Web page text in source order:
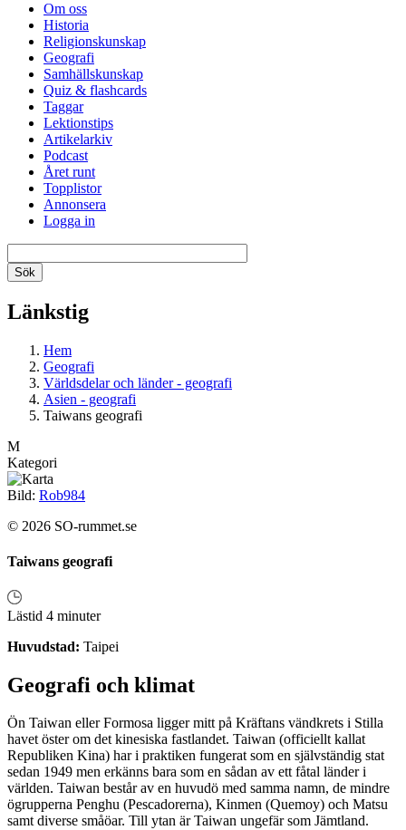
Om oss
Historia
Religionskunskap
Geografi
Samhällskunskap
Quiz & flashcards
Taggar
Lektionstips
Artikelarkiv
Podcast
Året runt
Topplistor
Annonsera
Logga in
Länkstig
Hem
Geografi
Världsdelar och länder - geografi
Asien - geografi
Taiwans geografi
M
Kategori
Bild: Rob984
© 2026 SO-rummet.se
Taiwans geografi
Lästid 4 minuter
Huvudstad: Taipei
Geografi och klimat
Ön Taiwan eller Formosa ligger mitt på Kräftans vändkrets i Stilla
havet öster om det kinesiska fastlandet. Taiwan (officiellt kallat
Republiken Kina) har i praktiken fungerat som en självständig stat
sedan 1949 men erkänns bara som en sådan av ett fåtal länder i
världen. Taiwan består av en huvudö med samma namn, de mindre
ögrupperna Penghu (Pescadorerna), Kinmen (Quemoy) och Matsu
samt diverse småöar. Till ytan är Taiwan ungefär som Jämtland.